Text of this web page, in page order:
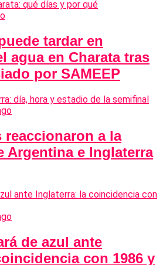
tardar en
agua en Charata tras
por SAMEEP
a la
Argentina e Inglaterra
de azul ante
con 1986 y